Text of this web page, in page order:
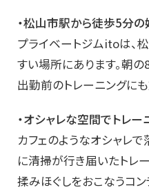
・松山市駅から徒歩5分
プライベートジムitoは、
すい場所にあります。朝
出勤前のトレーニングにも
・オシャレな空間でトレー
カフェのようなオシャレ
に清掃が行き届いたトレ
揉みほぐしをおこなうコン